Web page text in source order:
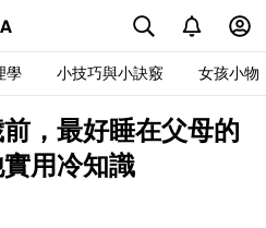
學 小技巧與小訣竅 女孩小物
，最好睡在父母的
用冷知識